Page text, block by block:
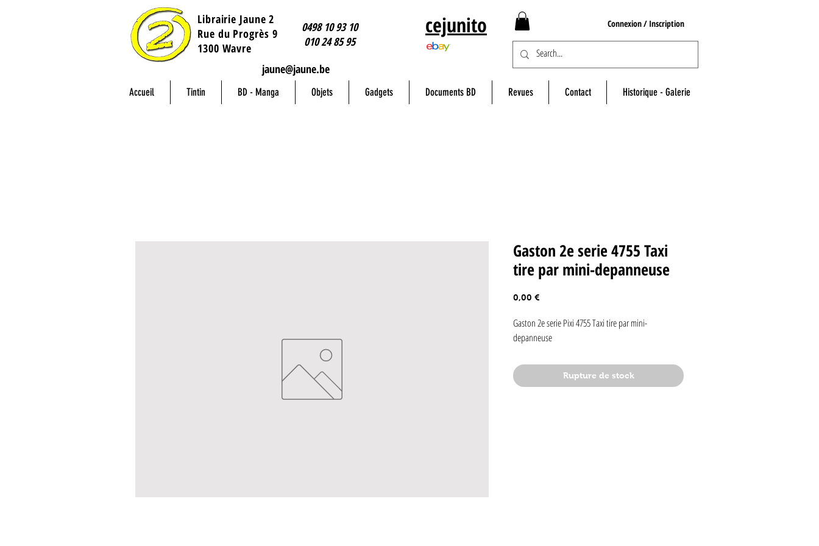
Librairie Jaune 2
​Rue du Progrès 9
1300 Wavre
0498 10 93 10
010 24 85 95
jaune@jaune.be
cejunito Connexion / Inscription
Accueil Tintin BD - Manga Objets Gadgets Documents BD Revues Contact Historique - Galerie
Gaston 2e serie 4755 Taxi
tire par mini-depanneuse
0,00 €
Gaston 2e serie Pixi 4755 Taxi tire par mini-
depanneuse
Rupture de stock